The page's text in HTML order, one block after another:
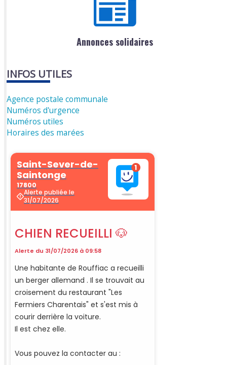
Annonces solidaires
INFOS UTILES
Agence postale communale
Numéros d'urgence
Numéros utiles
Horaires des marées